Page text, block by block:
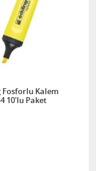
Fosforlu Kalem
10'lu Paket